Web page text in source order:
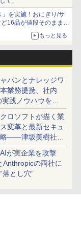
を実施！おにぎり/サ
16品が値段そのままで
もっと見る
パンとナレッジワ
業務提携、社内
践ノウハウを生
商談記録 for
展開へ
ロソフトが描く業
変革と最新セキュ
――津坂美樹社長
戦略を説明
が実企業を攻撃
Anthropicの両社に
落とし穴”